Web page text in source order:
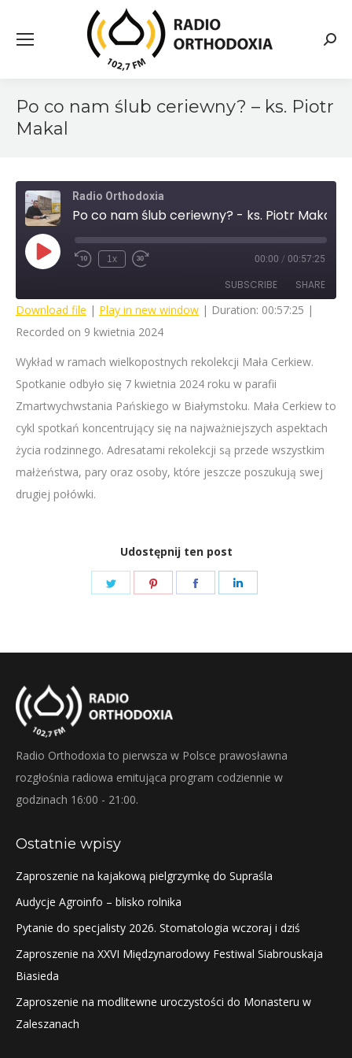
Po co nam ślub ceriewny? – ks. Piotr
Makal
Radio Orthodoxia
Po co nam ślub ceriewny? - ks. Piotr Makal
Play
EpisodeRewind
1x
Fast
seconds
00:00 / 00:57:25
SUBSCRIBE SHARE
SHARE
LINK
Download file | Play in new window | Duration: 00:57:25 |
Recorded on 9 kwietnia 2024
Wykład w ramach wielkopostnych rekolekcji Mała Cerkiew.
Spotkanie odbyło się 7 kwietnia 2024 roku w parafii
Zmartwychwstania Pańskiego w Białymstoku. Mała Cerkiew to
cykl spotkań koncentrujący się na najważniejszych aspektach
życia rodzinnego. Adresatami rekolekcji są przede wszystkim
małżeństwa, pary oraz osoby, które jeszcze poszukują swej
drugiej połówki.
Udostępnij ten post
Share
Share
Share
Radio Orthodoxia to pierwsza w Polsce prawosławna
rozgłośnia radiowa emitująca program codziennie w
godzinach 16:00 - 21:00.
Ostatnie wpisy
Zaproszenie na kajakową pielgrzymkę do Supraśla
Audycje Agroinfo – blisko rolnika
Pytanie do specjalisty 2026. Stomatologia wczoraj i dziś
Zaproszenie na XXVI Międzynarodowy Festiwal Siabrouskaja
Biasieda
Zaproszenie na modlitewne uroczystości do Monasteru w
Zaleszanach